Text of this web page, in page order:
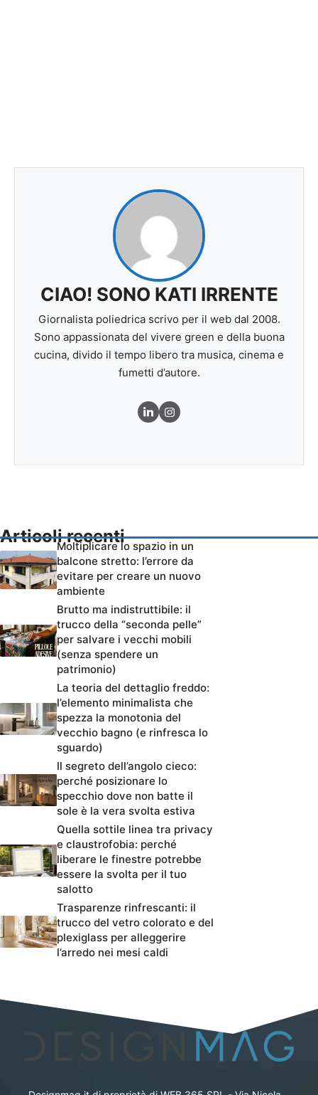
CIAO! SONO KATI IRRENTE
Giornalista poliedrica scrivo per il web dal 2008.
Sono appassionata del vivere green e della buona
cucina, divido il tempo libero tra musica, cinema e
fumetti d’autore.
Articoli recenti
Moltiplicare lo spazio in un
balcone stretto: l’errore da
evitare per creare un nuovo
ambiente
Brutto ma indistruttibile: il
trucco della “seconda pelle”
per salvare i vecchi mobili
(senza spendere un
patrimonio)
La teoria del dettaglio freddo:
l’elemento minimalista che
spezza la monotonia del
vecchio bagno (e rinfresca lo
sguardo)
Il segreto dell’angolo cieco:
perché posizionare lo
specchio dove non batte il
sole è la vera svolta estiva
Quella sottile linea tra privacy
e claustrofobia: perché
liberare le finestre potrebbe
essere la svolta per il tuo
salotto
Trasparenze rinfrescanti: il
trucco del vetro colorato e del
plexiglass per alleggerire
l’arredo nei mesi caldi